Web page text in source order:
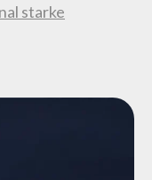
starke